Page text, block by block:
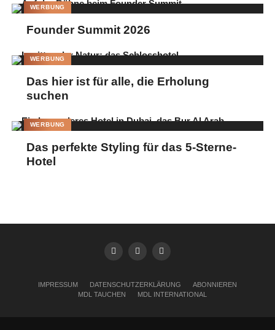
WERBUNG
Founder Summit 2026
WERBUNG
Das hier ist für alle, die Erholung
suchen
WERBUNG
Das perfekte Styling für das 5-Sterne-
Hotel
IMPRESSUM DATENSCHUTZERKLÄRUNG
ABONNIEREN
MDL TAUCHEN
MDL INTERNATIONAL